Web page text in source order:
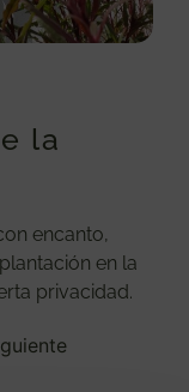
la
encanto,
en la
privacidad.